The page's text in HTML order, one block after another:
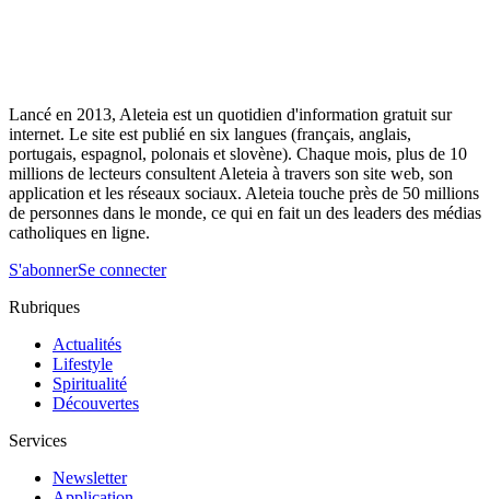
Lancé en 2013, Aleteia est un quotidien d'information gratuit sur
internet. Le site est publié en six langues (français, anglais,
portugais, espagnol, polonais et slovène). Chaque mois, plus de 10
millions de lecteurs consultent Aleteia à travers son site web, son
application et les réseaux sociaux. Aleteia touche près de 50 millions
de personnes dans le monde, ce qui en fait un des leaders des médias
catholiques en ligne.
S'abonnerSe connecter
Rubriques
Actualités
Lifestyle
Spiritualité
Découvertes
Services
Newsletter